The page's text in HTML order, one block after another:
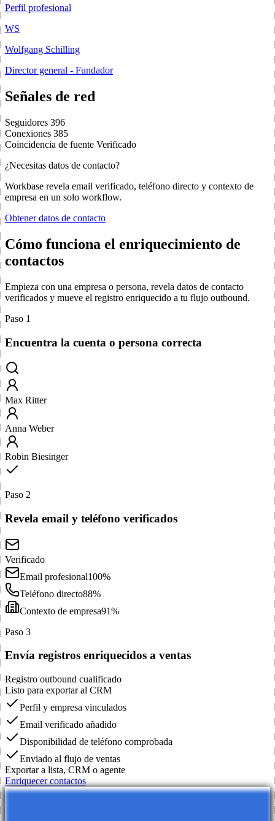
Perfil profesional
WS
Wolfgang Schilling
Director general - Fundador
Señales de red
Seguidores 396
Conexiones 385
Coincidencia de fuente Verificado
¿Necesitas datos de contacto?
Workbase revela email verificado, teléfono directo y contexto de
empresa en un solo workflow.
Obtener datos de contacto
Cómo funciona el enriquecimiento de
contactos
Empieza con una empresa o persona, revela datos de contacto
verificados y mueve el registro enriquecido a tu flujo outbound.
Paso 1
Encuentra la cuenta o persona correcta
Max Ritter
Anna Weber
Robin Biesinger
Paso 2
Revela email y teléfono verificados
Verificado
Email profesional100%
Teléfono directo88%
Contexto de empresa91%
Paso 3
Envía registros enriquecidos a ventas
Registro outbound cualificado
Listo para exportar al CRM
Perfil y empresa vinculados
Email verificado añadido
Disponibilidad de teléfono comprobada
Enviado al flujo de ventas
Exportar a lista, CRM o agente
Enriquecer contactos